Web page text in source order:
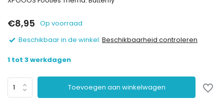
€8,95 Op voorraad
Beschikbaar in de winkel: Beschikbaarheid controleren
1 tot 3 werkdagen
Toevoegen aan winkelwagen